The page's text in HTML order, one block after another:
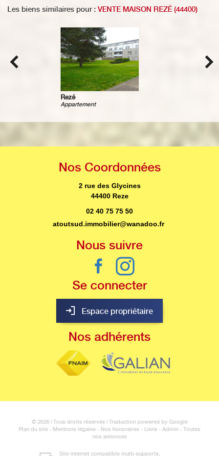
Les biens similaires pour : VENTE MAISON REZÉ (44400)
Rezé
Appartement
Nos Coordonnées
2 rue des Glycines
44400 Reze
02 40 75 75 50
atoutsud.immobilier@wanadoo.fr
Nous suivre
Se connecter
Espace propriétaire
Nos adhérents
© 2026 | Tous droits réservés | Traduction powered by Google
Plan du site - Mentions légales - Nos honoraires - Liens - Admin - Toutes
nos annonces
Site internet compatible multi-supports,